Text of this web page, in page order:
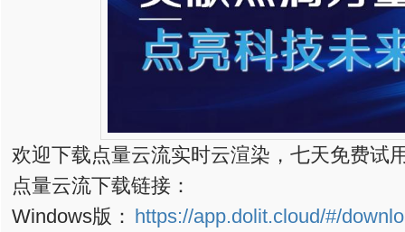
欢迎下载点量云流实时云渲染，七天免费试
点量云流下载链接：
Windows版： https://app.dolit.cloud/#/